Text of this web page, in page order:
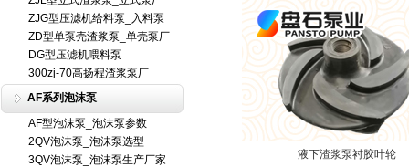
ZJG型压滤机给料泵_入料泵
ZD型单泵壳渣浆泵_单壳泵厂
DG型压滤机喂料泵
300zj-70高扬程渣浆泵厂
AF系列泡沫泵
AF型泡沫泵_泡沫泵参数
2QV泡沫泵_泡沫泵选型
3QV泡沫泵_泡沫泵生产厂家
液下渣浆泵衬胶叶轮